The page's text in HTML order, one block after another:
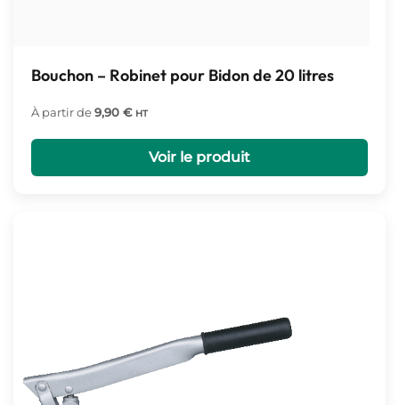
Bouchon – Robinet pour Bidon de 20 litres
À partir de9,90 € HT
Voir le produit